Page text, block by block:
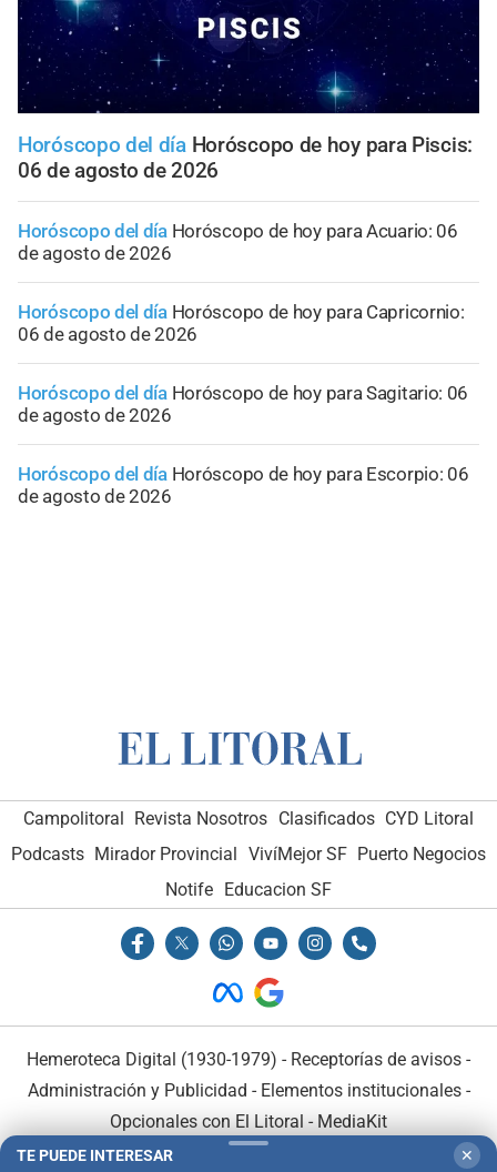
Horóscopo del día Horóscopo de hoy para Piscis:
06 de agosto de 2026
Horóscopo del día Horóscopo de hoy para Acuario: 06
de agosto de 2026
Horóscopo del día Horóscopo de hoy para Capricornio:
06 de agosto de 2026
Horóscopo del día Horóscopo de hoy para Sagitario: 06
de agosto de 2026
Horóscopo del día Horóscopo de hoy para Escorpio: 06
de agosto de 2026
Campolitoral Revista Nosotros Clasificados CYD Litoral
Podcasts Mirador Provincial VivíMejor SF Puerto Negocios
Notife Educacion SF
Hemeroteca Digital (1930-1979) - Receptorías de avisos -
Administración y Publicidad - Elementos institucionales-
Opcionales con El Litoral - MediaKit
TE PUEDE INTERESAR ✕